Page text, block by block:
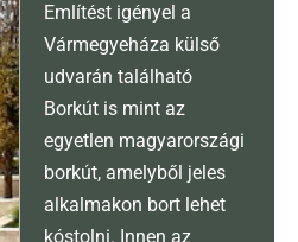
Említést igényel a
Vármegyeháza külső
udvarán található
Borkút is mint az
egyetlen magyarországi
borkút, amelyből jeles
alkalmakon bort lehet
kóstolni. Innen az